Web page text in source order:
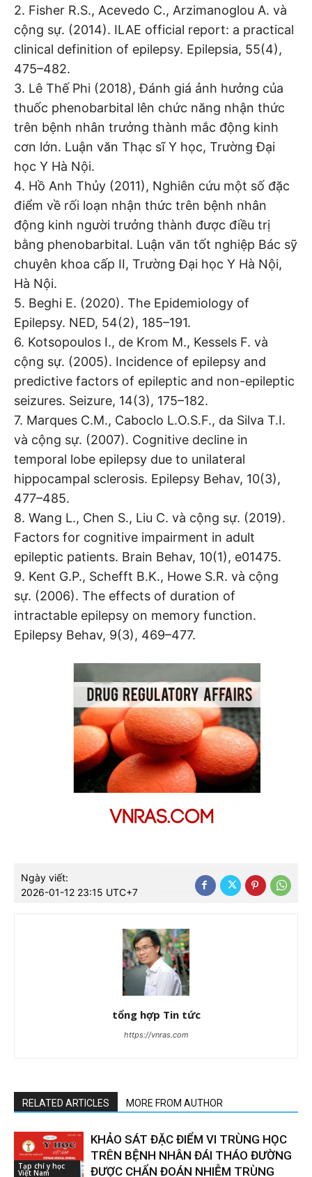
2. Fisher R.S., Acevedo C., Arzimanoglou A. và
cộng sự. (2014). ILAE official report: a practical
clinical definition of epilepsy. Epilepsia, 55(4),
475–482.
3. Lê Thế Phi (2018), Đánh giá ảnh hưởng của
thuốc phenobarbital lên chức năng nhận thức
trên bệnh nhân trưởng thành mắc động kinh
cơn lớn. Luận văn Thạc sĩ Y học, Trường Đại
học Y Hà Nội.
4. Hồ Anh Thủy (2011), Nghiên cứu một số đặc
điểm về rối loạn nhận thức trên bệnh nhân
động kinh người trưởng thành được điều trị
bằng phenobarbital. Luận văn tốt nghiệp Bác sỹ
chuyên khoa cấp II, Trường Đại học Y Hà Nội,
Hà Nội.
5. Beghi E. (2020). The Epidemiology of
Epilepsy. NED, 54(2), 185–191.
6. Kotsopoulos I., de Krom M., Kessels F. và
cộng sự. (2005). Incidence of epilepsy and
predictive factors of epileptic and non-epileptic
seizures. Seizure, 14(3), 175–182.
7. Marques C.M., Caboclo L.O.S.F., da Silva T.I.
và cộng sự. (2007). Cognitive decline in
temporal lobe epilepsy due to unilateral
hippocampal sclerosis. Epilepsy Behav, 10(3),
477–485.
8. Wang L., Chen S., Liu C. và cộng sự. (2019).
Factors for cognitive impairment in adult
epileptic patients. Brain Behav, 10(1), e01475.
9. Kent G.P., Schefft B.K., Howe S.R. và cộng
sự. (2006). The effects of duration of
intractable epilepsy on memory function.
Epilepsy Behav, 9(3), 469–477.
Ngày viết:
2026-01-12 23:15 UTC+7
tổng hợp Tin tức
https://vnras.com
RELATED ARTICLES MORE FROM AUTHOR
Tạp chí y học
Việt Nam
KHẢO SÁT ĐẶC ĐIỂM VI TRÙNG HỌC
TRÊN BỆNH NHÂN ĐÁI THÁO ĐƯỜNG
ĐƯỢC CHẨN ĐOÁN NHIỄM TRÙNG